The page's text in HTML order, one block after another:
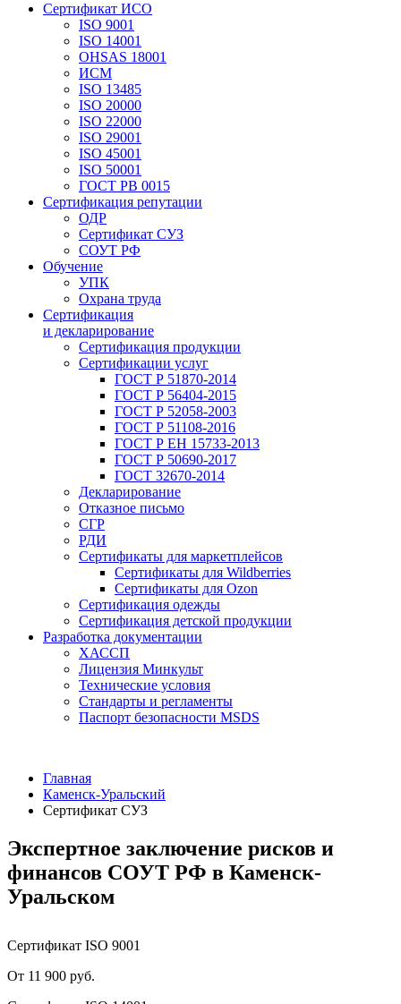
Сертификат ИСО
ISO 9001
ISO 14001
OHSAS 18001
ИСМ
ISO 13485
ISO 20000
ISO 22000
ISO 29001
ISO 45001
ISO 50001
ГОСТ РВ 0015
Сертификация репутации
ОДР
Сертификат СУЗ
СОУТ РФ
Обучение
УПК
Охрана труда
Сертификация
и декларирование
Сертификация продукции
Сертификации услуг
ГОСТ Р 51870-2014
ГОСТ Р 56404-2015
ГОСТ Р 52058-2003
ГОСТ Р 51108-2016
ГОСТ Р ЕН 15733-2013
ГОСТ Р 50690-2017
ГОСТ 32670-2014
Декларирование
Отказное письмо
СГР
РДИ
Сертификаты для маркетплейсов
Сертификаты для Wildberries
Сертификаты для Ozon
Сертификация одежды
Сертификация детской продукции
Разработка документации
ХАССП
Лицензия Минкульт
Технические условия
Стандарты и регламенты
Паспорт безопасности MSDS
Главная
Каменск-Уральский
Сертификат СУЗ
Экспертное заключение рисков и
финансов СОУТ РФ в Каменск-
Уральском
Сертификат ISO 9001
От 11 900 руб.